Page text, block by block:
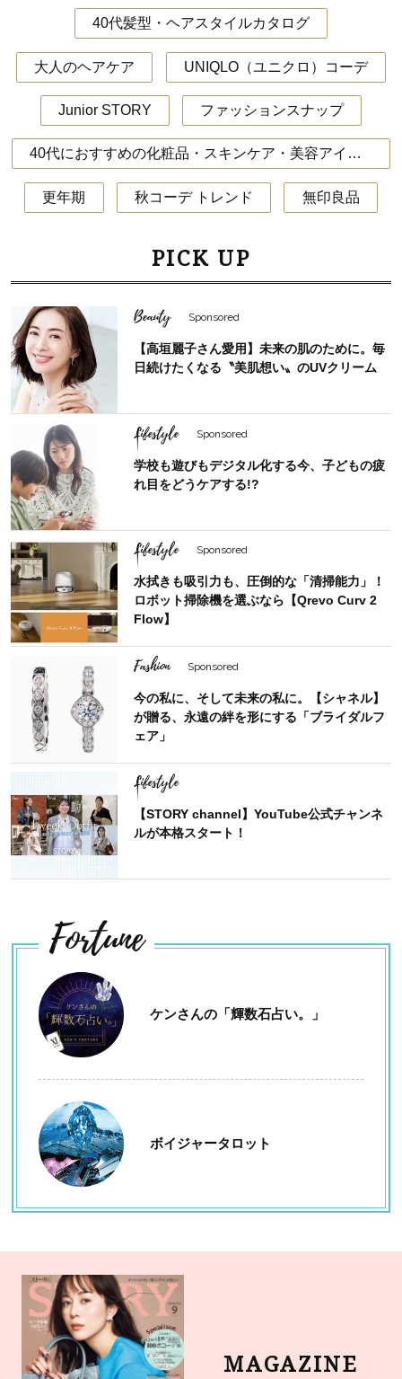
40代髪型・ヘアスタイルカタログ
大人のヘアケア UNIQLO（ユニクロ）コーデ
Junior STORY ファッションスナップ
40代におすすめの化粧品・スキンケア・美容アイテム
更年期 秋コーデ トレンド 無印良品
PICK UP
Beauty Sponsored
【高垣麗子さん愛用】未来の肌のために。毎
日続けたくなる〝美肌想い〟のUVクリーム
Lifestyle Sponsored
学校も遊びもデジタル化する今、子どもの疲
れ目をどうケアする!?
Lifestyle Sponsored
水拭きも吸引力も、圧倒的な「清掃能力」！
ロボット掃除機を選ぶなら【Qrevo Curv 2
Flow】
Fashion Sponsored
今の私に、そして未来の私に。【シャネル】
が贈る、永遠の絆を形にする「ブライダルフ
ェア」
Lifestyle
【STORY channel】YouTube公式チャンネ
ルが本格スタート！
Fortune
ケンさんの「輝数石占い。」
ボイジャータロット
MAGAZINE